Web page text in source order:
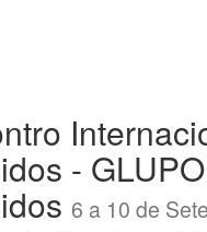
-
6 a 10 de